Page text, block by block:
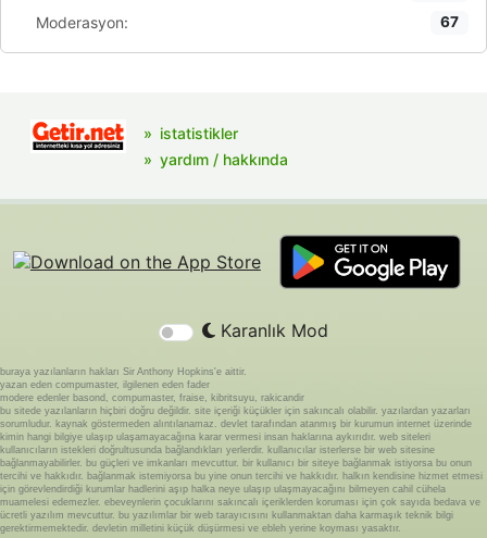
Moderasyon: 67
istatistikler
yardım / hakkında
Karanlık Mod
buraya yazılanların hakları Sir Anthony Hopkins'e aittir.
yazan eden compumaster, ilgilenen eden fader
modere edenler basond, compumaster, fraise, kibritsuyu, rakicandir
bu sitede yazılanların hiçbiri doğru değildir. site içeriği küçükler için sakıncalı olabilir. yazılardan yazarları
sorumludur. kaynak göstermeden alıntılanamaz. devlet tarafından atanmış bir kurumun internet üzerinde
kimin hangi bilgiye ulaşıp ulaşamayacağına karar vermesi insan haklarına aykırıdır. web siteleri
kullanıcıların istekleri doğrultusunda bağlandıkları yerlerdir. kullanıcılar isterlerse bir web sitesine
bağlanmayabilirler. bu güçleri ve imkanları mevcuttur. bir kullanıcı bir siteye bağlanmak istiyorsa bu onun
tercihi ve hakkıdır. bağlanmak istemiyorsa bu yine onun tercihi ve hakkıdır. halkın kendisine hizmet etmesi
için görevlendirdiği kurumlar hadlerini aşıp halka neye ulaşıp ulaşmayacağını bilmeyen cahil cühela
muamelesi edemezler. ebeveynlerin çocuklarını sakıncalı içeriklerden koruması için çok sayıda bedava ve
ücretli yazılım mevcuttur. bu yazılımlar bir web tarayıcısını kullanmaktan daha karmaşık teknik bilgi
gerektirmemektedir. devletin milletini küçük düşürmesi ve ebleh yerine koyması yasaktır.